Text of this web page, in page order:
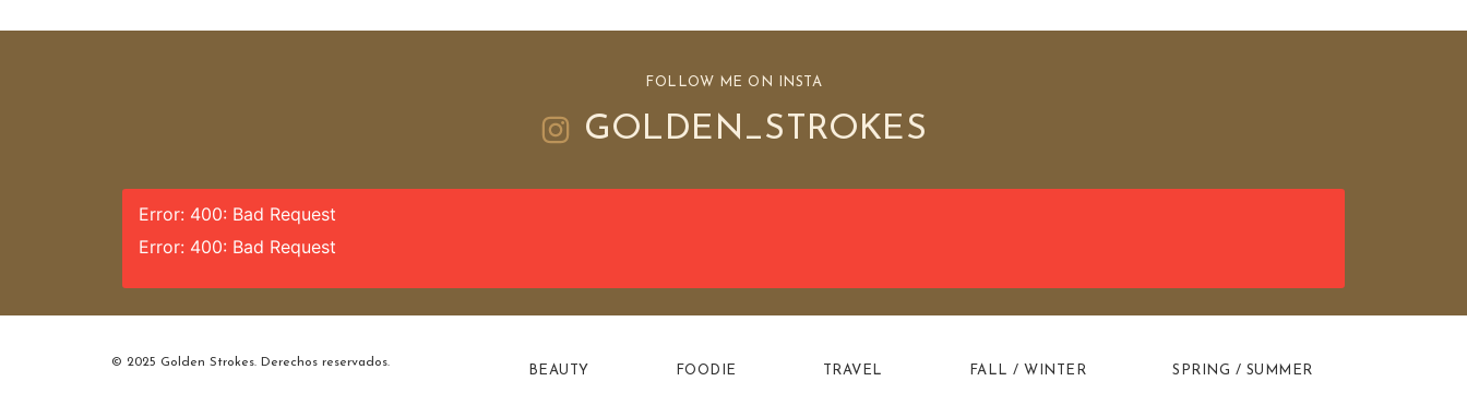
FOLLOW ME ON INSTA
GOLDEN_STROKES
Error: 400: Bad Request
Error: 400: Bad Request
© 2025 Golden Strokes. Derechos reservados.
BEAUTY FOODIE TRAVEL FALL / WINTER SPRING / SUMMER